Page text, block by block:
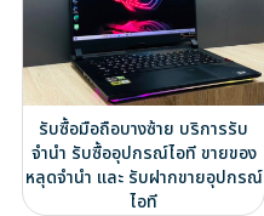
รับซื้อมือถือบางซ้าย บริการรับ
จำนำ รับซื้ออุปกรณ์ไอที ขายของ
หลุดจำนำ และ รับฝากขายอุปกรณ์
ไอที